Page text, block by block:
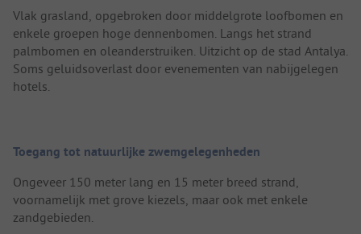
Vlak grasland, opgebroken door middelgrote loofbomen en
enkele groepen hoge dennenbomen. Langs het strand
palmbomen en oleanderstruiken. Uitzicht op de stad Antalya.
Soms geluidsoverlast door evenementen van nabijgelegen
hotels.
Toegang tot natuurlijke zwemgelegenheden
Ongeveer 150 meter lang en 15 meter breed strand,
voornamelijk met grove kiezels, maar ook met enkele
zandgebieden.